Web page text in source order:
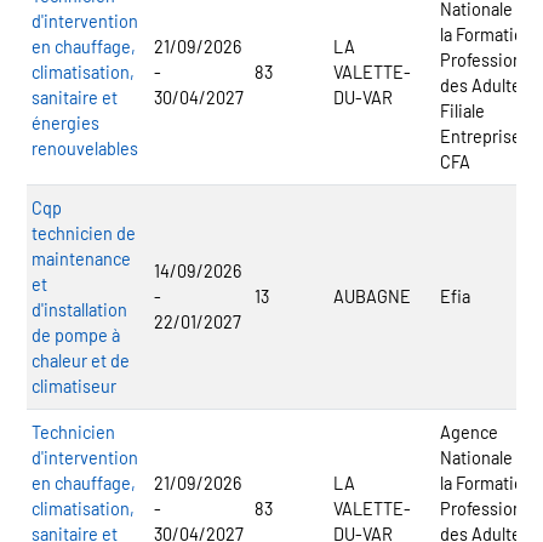
d'intervention
en chauffage,
climatisation,
sanitaire et
énergies
renouvelables
21/09/2026
-
30/04/2027
83
LA
VALETTE-
DU-VAR
Nationale
la Formation
des Adultes -
Filiale
Entreprise -
CFA
Cqp
technicien de
maintenance
et
d'installation
de pompe à
chaleur et de
climatiseur
14/09/2026
-
22/01/2027
13 AUBAGNE Efia
Technicien
d'intervention
en chauffage,
climatisation,
sanitaire et
21/09/2026
-
30/04/2027
83
LA
VALETTE-
DU-VAR
Agence
Nationale
la Formation
des Adultes -